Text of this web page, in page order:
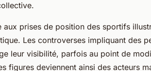
aux prises de position des sportifs
Les controverses impliquant des
leur visibilité, parfois au point de
figures deviennent ainsi des acteurs